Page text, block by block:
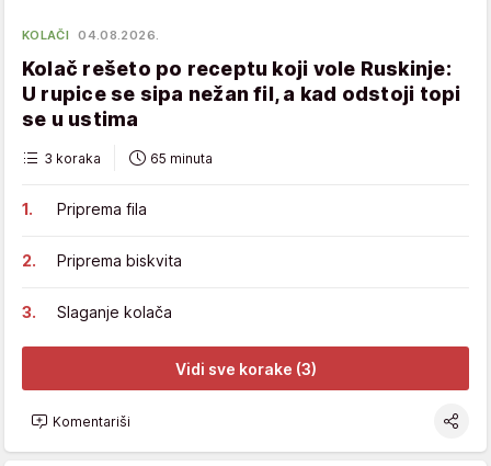
KOLAČI 04.08.2026.
Kolač rešeto po receptu koji vole Ruskinje:
U rupice se sipa nežan fil, a kad odstoji topi
se u ustima
3 koraka 65 minuta
Priprema fila
Priprema biskvita
Slaganje kolača
Vidi sve korake (3)
Komentariši